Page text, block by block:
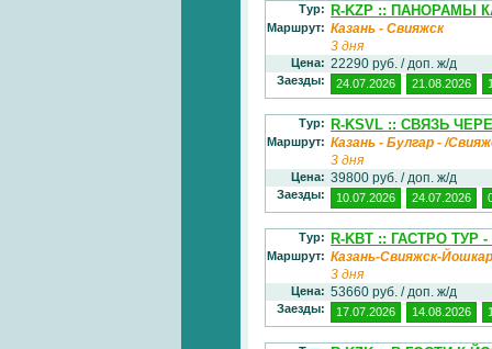
Тур: R-KZP :: ПАНОРАМЫ
Маршрут: Казань - Свияжск
3 дня
Цена: 22290 руб. / доп. ж/д
Заезды: 24.07.2026 21.08.2026
Тур: R-KSVL :: СВЯЗЬ
Маршрут: Казань - Булгар - /
3 дня
Цена: 39800 руб. / доп. ж/д
Заезды: 10.07.2026 24.07.2026
Тур: R-KBT :: ГАСТРО ТУР
Маршрут: Казань-Свияжск-
3 дня
Цена: 53660 руб. / доп. ж/д
Заезды: 17.07.2026 14.08.2026